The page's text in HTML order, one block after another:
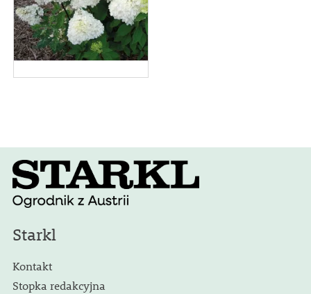
Starkl
Kontakt
Stopka redakcyjna